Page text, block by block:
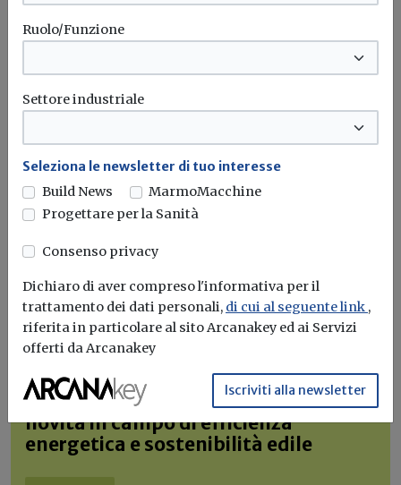
Iscriviti alla newsletter di
Build News
Rimani aggiornato sulle ultime
novità in campo di efficienza
energetica e sostenibilità edile
Ruolo/Funzione
Settore industriale
Seleziona le newsletter di tuo interesse
Build News
MarmoMacchine
Progettare per la Sanità
Consenso privacy
Dichiaro di aver compreso l'informativa per il
trattamento dei dati personali, di cui al seguente link ,
riferita in particolare al sito Arcanakey ed ai Servizi
offerti da Arcanakey
Iscriviti alla newsletter